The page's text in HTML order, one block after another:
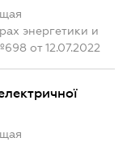
энергетики и
от 12.07.2022